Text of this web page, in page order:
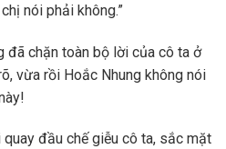
nói phải không.”
đã chặn toàn bộ lời của cô ta ở
vừa rồi Hoắc Nhung không nói
đầu chế giễu cô ta, sắc mặt